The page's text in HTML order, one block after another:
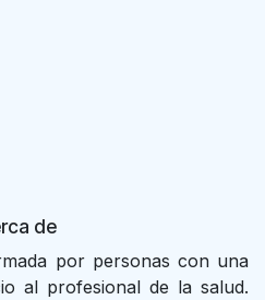
ca de
por personas con una
al profesional de la salud.